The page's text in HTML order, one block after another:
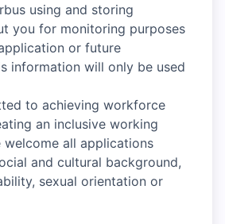
using and storing
you for monitoring purposes
or future
information will only be used
to achieving workforce
an inclusive working
welcome all applications
and cultural background,
sexual orientation or